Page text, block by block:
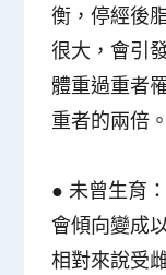
衡，停經後
很大，會引
體重過重者
重者的兩倍。
●未曾生育
會傾向變成
相對來說受